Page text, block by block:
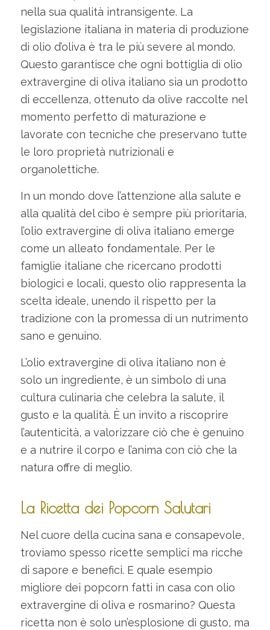
nella sua qualità intransigente. La
legislazione italiana in materia di produzione
di olio d’oliva è tra le più severe al mondo.
Questo garantisce che ogni bottiglia di olio
extravergine di oliva italiano sia un prodotto
di eccellenza, ottenuto da olive raccolte nel
momento perfetto di maturazione e
lavorate con tecniche che preservano tutte
le loro proprietà nutrizionali e
organolettiche.
In un mondo dove l’attenzione alla salute e
alla qualità del cibo è sempre più prioritaria,
l’olio extravergine di oliva italiano emerge
come un alleato fondamentale. Per le
famiglie italiane che ricercano prodotti
biologici e locali, questo olio rappresenta la
scelta ideale, unendo il rispetto per la
tradizione con la promessa di un nutrimento
sano e genuino.
L’olio extravergine di oliva italiano non è
solo un ingrediente, è un simbolo di una
cultura culinaria che celebra la salute, il
gusto e la qualità. È un invito a riscoprire
l’autenticità, a valorizzare ciò che è genuino
e a nutrire il corpo e l’anima con ciò che la
natura offre di meglio.
La Ricetta dei Popcorn Salutari
Nel cuore della cucina sana e consapevole,
troviamo spesso ricette semplici ma ricche
di sapore e benefici. E quale esempio
migliore dei popcorn fatti in casa con olio
extravergine di oliva e rosmarino? Questa
ricetta non è solo un’esplosione di gusto, ma